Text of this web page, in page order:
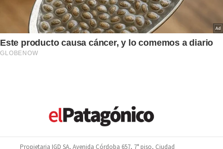
Propietaria IGD SA, Avenida Córdoba 657, 7° piso, Ciudad